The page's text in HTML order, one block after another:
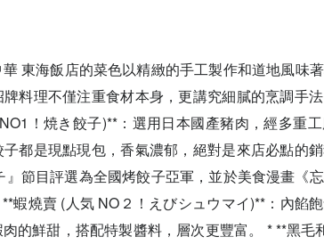
東海飯店的菜色以精緻的手工製作和道地風味
料理不僅注重食材本身，更講究細膩的烹調手
！焼き餃子)**：選用日本國產豬肉，經多重
都是現點現包，香氣濃郁，絕對是來店必點的
節目評選為全國烤餃子亞軍，並於美食漫畫《
蝦燒賣 (人気 NO２！えびシュウマイ)**：內餡
的鮮甜，搭配特製醬料，層次更豐富。 * **黑毛